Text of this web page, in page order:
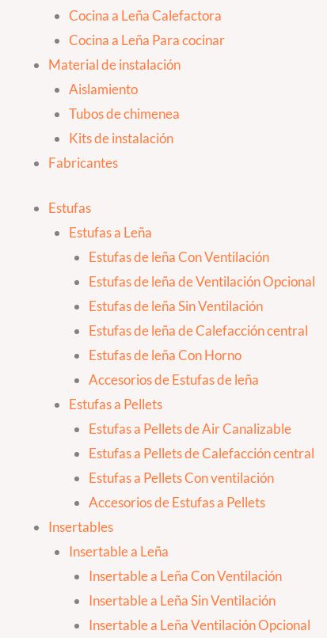
Cocina a Leña Calefactora
Cocina a Leña Para cocinar
Material de instalación
Aislamiento
Tubos de chimenea
Kits de instalación
Fabricantes
Estufas
Estufas a Leña
Estufas de leña Con Ventilación
Estufas de leña de Ventilación Opcional
Estufas de leña Sin Ventilación
Estufas de leña de Calefacción central
Estufas de leña Con Horno
Accesorios de Estufas de leña
Estufas a Pellets
Estufas a Pellets de Air Canalizable
Estufas a Pellets de Calefacción central
Estufas a Pellets Con ventilación
Accesorios de Estufas a Pellets
Insertables
Insertable a Leña
Insertable a Leña Con Ventilación
Insertable a Leña Sin Ventilación
Insertable a Leña Ventilación Opcional